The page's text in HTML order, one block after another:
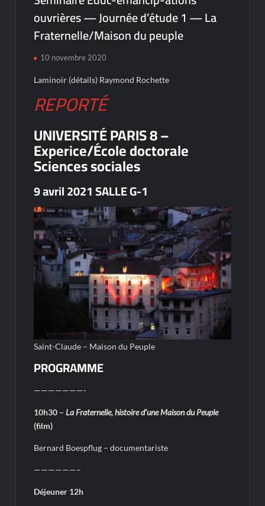
ouvrières — Journée d’étude 1 — La
Fraternelle/Maison du peuple
10 novembre 2020
Laminoir (détails) Raymond Rochette
REPORTÉ
UNIVERSITÉ PARIS 8 –
Experice/École doctorale
Sciences sociales
9 avril 2021 SALLE G-1
Saint-Claude – Maison du Peuple
PROGRAMME
———————-
10h30 –La Fraternelle, histoire d’une Maison du Peuple
(film)
Bernard Boespflug – documentariste
——————–
Déjeuner 12h